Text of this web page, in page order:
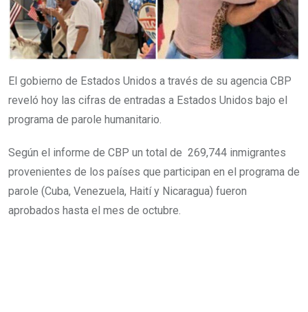
El gobierno de Estados Unidos a través de su agencia CBP
reveló hoy las cifras de entradas a Estados Unidos bajo el
programa de parole humanitario.
Según el informe de CBP un total de 269,744 inmigrantes
provenientes de los países que participan en el programa de
parole (Cuba, Venezuela, Haití y Nicaragua) fueron
aprobados hasta el mes de octubre.